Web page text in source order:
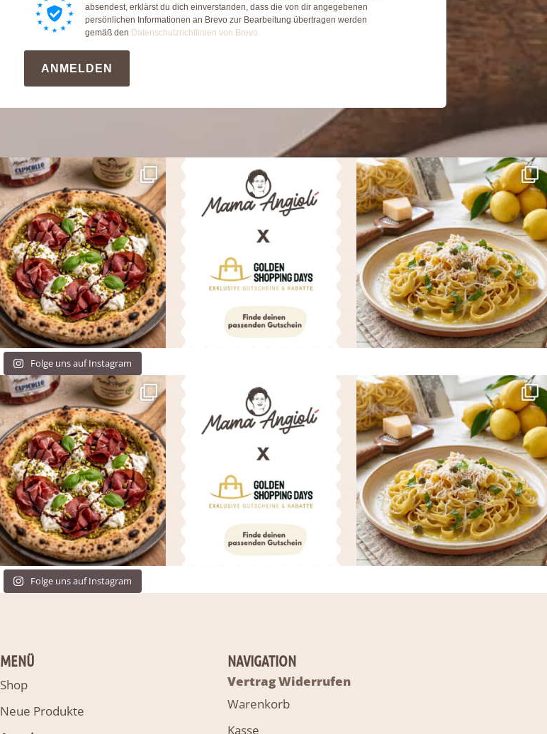
absendest, erklärst du dich einverstanden, dass die von dir angegebenen
persönlichen Informationen an Brevo zur Bearbeitung übertragen werden
gemäß den Datenschutzrichtlinien von Brevo.
ANMELDEN
Folge uns auf Instagram
Folge uns auf Instagram
MENÜ
Shop
Neue Produkte
NAVIGATION
Vertrag Widerrufen
Warenkorb
Kasse